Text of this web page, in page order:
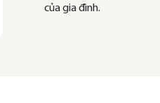
của gia đình.